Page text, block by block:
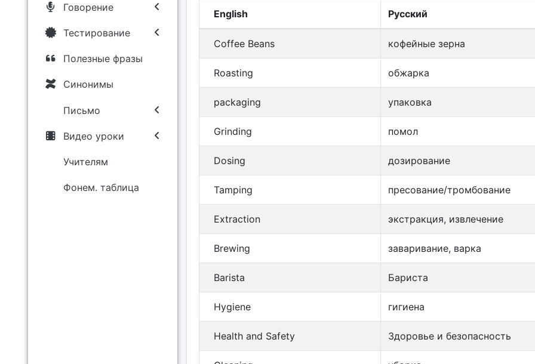
Говорение
Тестирование
Полезные фразы
Синонимы
Письмо
Видео уроки
Учителям
Фонем. таблица
English Русский
Coffee Beans кофейные зерна
Roasting обжарка
packaging упаковка
Grinding помол
Dosing дозирование
Tamping пресование/тромбование
Extraction экстракция, извлечение
Brewing заваривание, варка
Barista Бариста
Hygiene гигиена
Health and Safety Здоровье и безопасность